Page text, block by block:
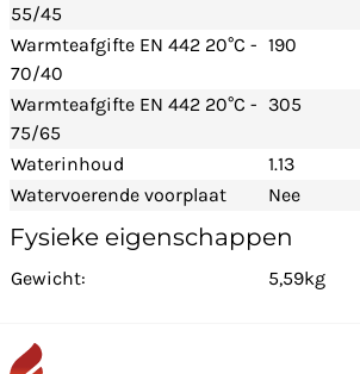
55/45
Warmteafgifte EN 442 20°C -
70/40
190
Warmteafgifte EN 442 20°C -
75/65
305
Waterinhoud
1.13
Watervoerende voorplaat
Nee
Fysieke eigenschappen
Gewicht: 5,59kg